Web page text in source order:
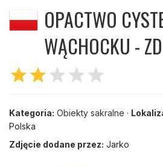
OPACTWO
WĄCHOCKU -
starstar star star star
Kategoria: Obiekty sakralne ·
Polska
Zdjęcie dodane przez: Jarko